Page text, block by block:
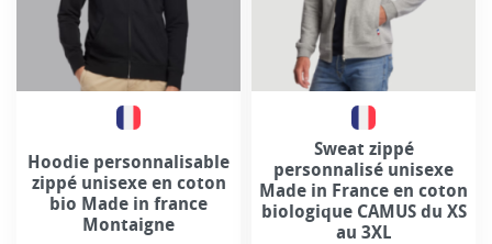
Hoodie personnalisable
zippé unisexe en coton
bio Made in france
Montaigne
Sweat zippé
personnalisé unisexe
Made in France en coton
biologique CAMUS du XS
au 3XL